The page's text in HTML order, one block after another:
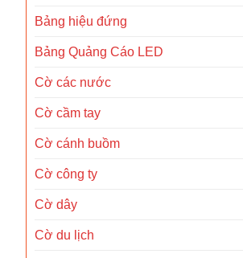
Bảng hiệu đứng
Bảng Quảng Cáo LED
Cờ các nước
Cờ cầm tay
Cờ cánh buồm
Cờ công ty
Cờ dây
Cờ du lịch